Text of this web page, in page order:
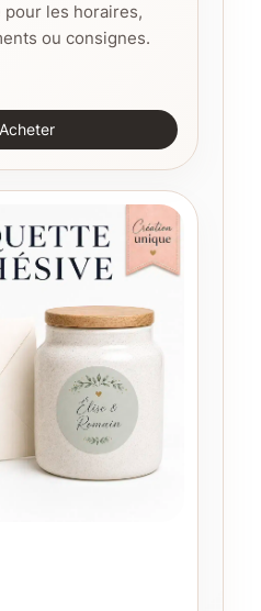
les horaires,
ou consignes.
Acheter